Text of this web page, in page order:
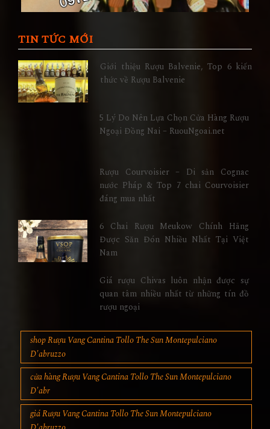
TIN TỨC MỚI
Giới thiệu Rượu Balvenie, Top 6 kiến
thức về Rượu Balvenie
5 Lý Do Nên Lựa Chọn Cửa Hàng Rượu
Ngoại Đồng Nai – RuouNgoai.net
Rượu Courvoisier – Di sản Cognac
nước Pháp & Top 7 chai Courvoisier
đáng mua nhất
6 Chai Rượu Meukow Chính Hãng
Được Săn Đón Nhiều Nhất Tại Việt
Nam
Giá rượu Chivas luôn nhận được sự
quan tâm nhiều nhất từ những tín đồ
rượu ngoại
shop Rượu Vang Cantina Tollo The Sun Montepulciano
D'abruzzo
cửa hàng Rượu Vang Cantina Tollo The Sun Montepulciano
D'abr
giá Rượu Vang Cantina Tollo The Sun Montepulciano